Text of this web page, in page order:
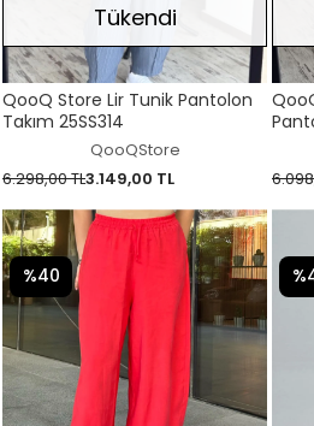
Tükendi
QooQ Store Lir Tunik Pantolon
Takım 25SS314
QooQStore
6.298,00 TL3.149,00 TL
%40